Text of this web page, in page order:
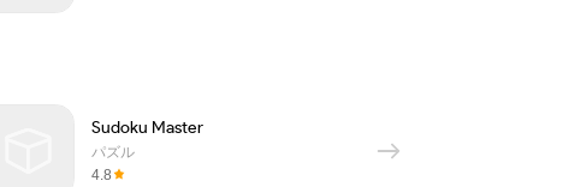
Sudoku Master
パズル
4.8